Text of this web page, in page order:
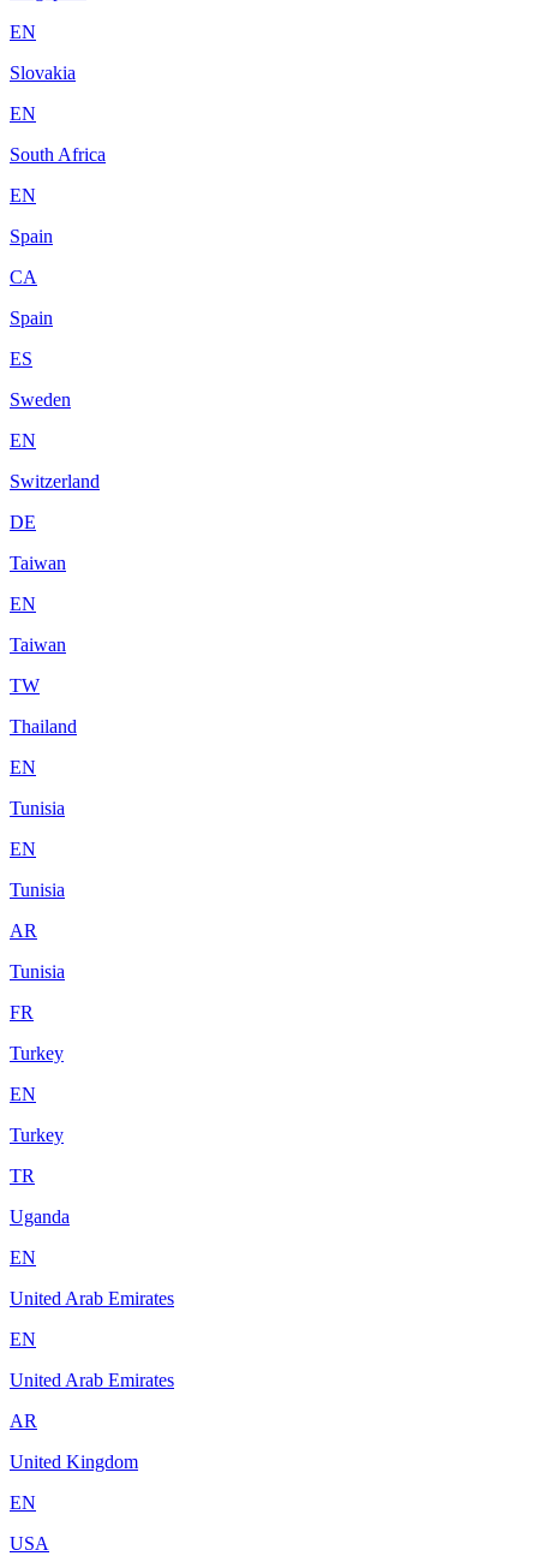
EN
Slovakia
EN
South Africa
EN
Spain
CA
Spain
ES
Sweden
EN
Switzerland
DE
Taiwan
EN
Taiwan
TW
Thailand
EN
Tunisia
EN
Tunisia
AR
Tunisia
FR
Turkey
EN
Turkey
TR
Uganda
EN
United Arab Emirates
EN
United Arab Emirates
AR
United Kingdom
EN
USA